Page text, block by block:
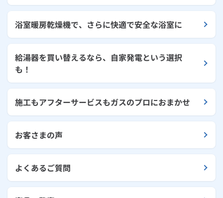
浴室暖房乾燥機で、さらに快適で安全な浴室に
給湯器を買い替えるなら、自家発電という選択
も！
施工もアフターサービスもガスのプロにおまかせ
お客さまの声
よくあるご質問